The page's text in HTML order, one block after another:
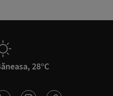
28°C